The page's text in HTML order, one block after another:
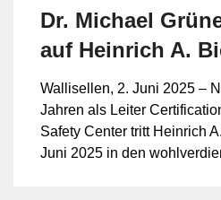
Dr. Michael
auf Heinrich A.
Stabsübergabe
Certifications im
Center
Wallisellen, 2. Juni 2025 –
Jahren als Leiter
Safety Center tritt Heinrich
Juni 2025 in den